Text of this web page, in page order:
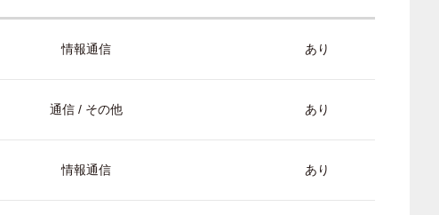
情報通信 あり
通信 / その他 あり
情報通信 あり